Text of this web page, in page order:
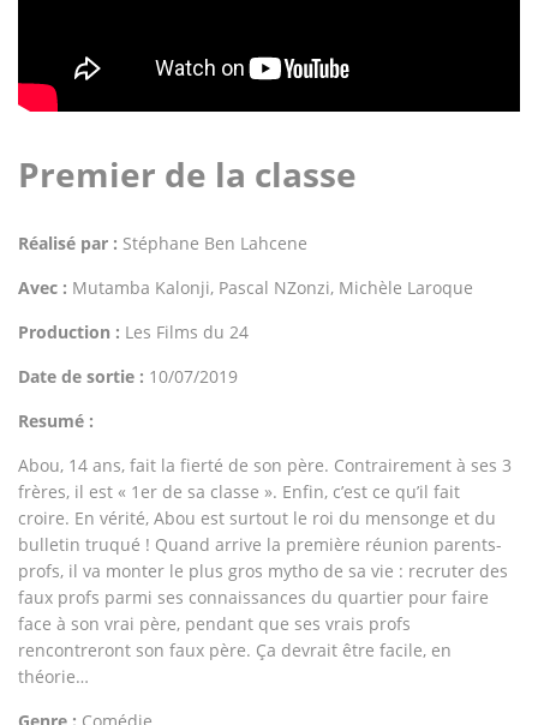
Premier de la classe
Réalisé par : Stéphane Ben Lahcene
Avec : Mutamba Kalonji, Pascal NZonzi, Michèle Laroque
Production : Les Films du 24
Date de sortie : 10/07/2019
Resumé :
Abou, 14 ans, fait la fierté de son père. Contrairement à ses 3
frères, il est « 1er de sa classe ». Enfin, c’est ce qu’il fait
croire. En vérité, Abou est surtout le roi du mensonge et du
bulletin truqué ! Quand arrive la première réunion parents-
profs, il va monter le plus gros mytho de sa vie : recruter des
faux profs parmi ses connaissances du quartier pour faire
face à son vrai père, pendant que ses vrais profs
rencontreront son faux père. Ça devrait être facile, en
théorie…